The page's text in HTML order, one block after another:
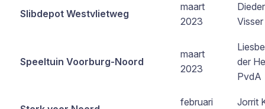
Slibdepot Westvlietweg
maart
2023
Visser
Speeltuin Voorburg-Noord
maart
2023
der
PvdA
februari Jorrit